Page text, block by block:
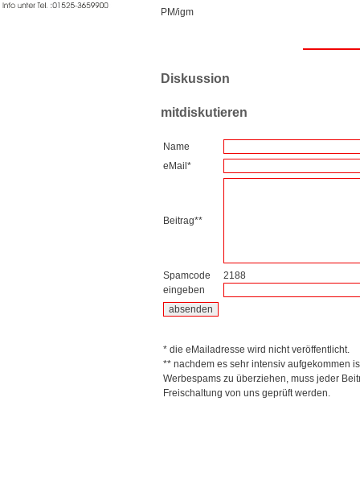
PM/igm
Diskussion
mitdiskutieren
Name
eMail*
Beitrag**
Spamcode
eingeben
2188
* die eMailadresse wird nicht veröffentlicht.
** nachdem es sehr intensiv aufgekommen
Werbespams zu überziehen, muss jeder
Freischaltung von uns geprüft werden.